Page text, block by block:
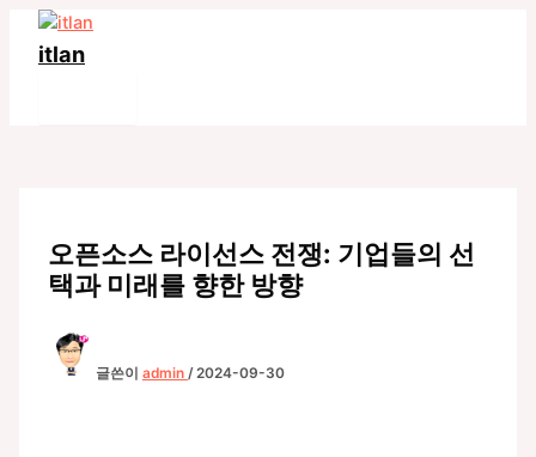
itlan
오픈소스 라이선스 전쟁: 기업들의 선
택과 미래를 향한 방향
글쓴이 admin /2024-09-30